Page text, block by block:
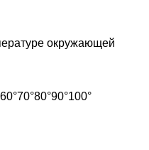
окружающей